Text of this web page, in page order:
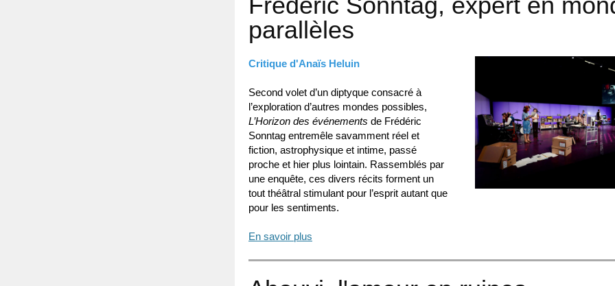
parallèles
Critique d'Anaïs Heluin
Second volet d’un diptyque consacré à
l’exploration d’autres mondes possibles,
L’Horizon des événements de Frédéric
Sonntag entremêle savamment réel et
fiction, astrophysique et intime, passé
proche et hier plus lointain. Rassemblés par
une enquête, ces divers récits forment un
tout théâtral stimulant pour l’esprit autant que
pour les sentiments.
En savoir plus